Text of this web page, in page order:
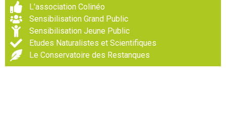
L'association Colinéo
Sensibilisation Grand Public
Sensibilisation Jeune Public
Etudes Naturalistes et Scientifiques
Le Conservatoire des Restanques